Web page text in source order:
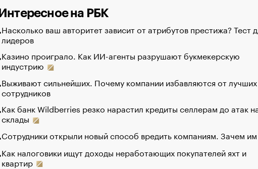
Интересное на РБК
Насколько ваш авторитет зависит от атрибутов престижа? Тест
лидеров
Казино проиграло. Как ИИ-агенты разрушают букмекерскую
индустрию
Выживают сильнейших. Почему компании избавляются от лучших
сотрудников
Как банк Wildberries резко нарастил кредиты селлерам до атак
склады
Сотрудники открыли новый способ вредить компаниям. Зачем
Как налоговики ищут доходы неработающих покупателей яхт и
квартир